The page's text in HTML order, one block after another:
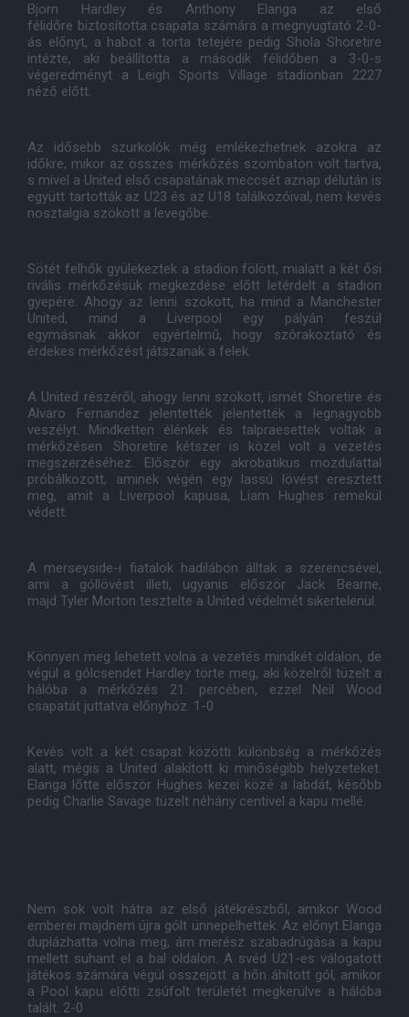
Bjorn Hardley és Anthony Elanga az első
félidőre biztosította csapata számára a megnyugtató 2-0-
ás előnyt, a habot a torta tetejére pedig Shola Shoretire
intézte, aki beállította a második félidőben a 3-0-s
végeredményt a Leigh Sports Village stadionban 2227
néző előtt.
Az idősebb szurkolók még emlékezhetnek azokra az
időkre, mikor az összes mérkőzés szombaton volt tartva,
s mivel a United első csapatának meccsét aznap délután is
együtt tartották az U23 és az U18 találkozóival, nem kevés
nosztalgia szökött a levegőbe.
Sötét felhők gyülekeztek a stadion fölött, mialatt a két ősi
rivális mérkőzésük megkezdése előtt letérdelt a stadion
gyepére. Ahogy az lenni szokott, ha mind a Manchester
United, mind a Liverpool egy pályán feszül
egymásnak akkor egyértelmű, hogy szórakoztató és
érdekes mérkőzést játszanak a felek.
A United részéről, ahogy lenni szokott, ismét Shoretire és
Alvaro Fernandez jelentették jelentették a legnagyobb
veszélyt. Mindketten élénkek és talpraesettek voltak a
mérkőzésen. Shoretire kétszer is közel volt a vezetés
megszerzéséhez. Először egy akrobatikus mozdulattal
próbálkozott, aminek végén egy lassú lövést eresztett
meg, amit a Liverpool kapusa, Liam Hughes remekül
védett.
A merseyside-i fiatalok hadilábon álltak a szerencsével,
ami a góllövést illeti, ugyanis először Jack Bearne,
majd Tyler Morton tesztelte a United védelmét sikertelenül.
Könnyen meg lehetett volna a vezetés mindkét oldalon, de
végül a gólcsendet Hardley törte meg, aki közelről tüzelt a
hálóba a mérkőzés 21. percében, ezzel Neil Wood
csapatát juttatva előnyhöz. 1-0
Kevés volt a két csapat közötti különbség a mérkőzés
alatt, mégis a United alakított ki minőségibb helyzeteket.
Elanga lőtte először Hughes kezei közé a labdát, később
pedig Charlie Savage tüzelt néhány centivel a kapu mellé.
Nem sok volt hátra az első játékrészből, amikor Wood
emberei majdnem újra gólt ünnepelhettek. Az előnyt Elanga
duplázhatta volna meg, ám merész szabadrúgása a kapu
mellett suhant el a bal oldalon. A svéd U21-es válogatott
játékos számára végül összejött a hőn áhított gól, amikor
a Pool kapu előtti zsúfolt területét megkerülve a hálóba
talált. 2-0